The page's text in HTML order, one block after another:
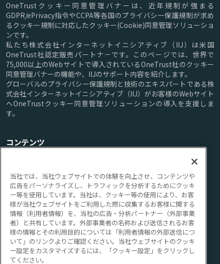
OneTrustクッキー同意管理バナーは、近年規制が強まる
GDPR/ePrivacy指令やCCPA等各国のプライバシー保護規制が求め
るクッキー規制に対応したクッキー(Cookie)同意管理ソリューショ
ンです。
私たち株式会社インターネットイニシアティブ（IIJ）は米国
OneTrust社認定販売パートナ－です。このページでは、世界で
75,000以上のWebサイトで導入されているOneTrust社のクッキー
同意管理バナーの機能や、IIJのサポート内容を紹介します。
グローバルのプライバシー保護規制と技術のエキスパートである株
式会社インターネットイニシアティブ（IIJ）がお客様のWebサイト
へOneTrustクッキー同意管理ソリューションの導入を支援しま
す。
コンテンツ
TOP FAQ
ご利用にあたって
このサイトについて
個人情報の取り扱いについて
利用者情報の外部送信について
IIJについて
当社では、当社ウェブサイトでの体験を向上させ、コンテンツや
広告をパーソナライズし、トラフィックを分析するためにクッキ
ー等を使用しています。当社は、クッキー等の使用により、お客
様が当社ウェブサイトをご利用した際に収集するお客様に関する
情報（利用者情報）を、当社の広告・分析パートナー（外部事業
者）と共有しています。外部事業者の名称および送信されるお客
様の情報とその利用目的については「利用者情報の外部送信につ
いて」のリンクよりご確認ください。当社ウェブサイトのクッキ
ー設定をカスタマイズするには、「クッキー設定」をクリックし
てください。